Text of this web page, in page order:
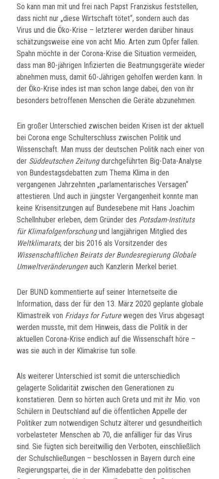
So kann man mit und frei nach Papst Franziskus feststellen,
dass nicht nur „diese Wirtschaft tötet“, sondern auch das
Virus und die Öko-Krise – letzterer werden darüber hinaus
schätzungsweise eine von acht Mio. Arten zum Opfer fallen.
Spahn möchte in der Corona-Krise die Situation vermeiden,
dass man 80-jährigen Infizierten die Beatmungsgeräte wieder
abnehmen muss, damit 60-Jährigen geholfen werden kann. In
der Öko-Krise indes ist man schon lange dabei, den von ihr
besonders betroffenen Menschen die Geräte abzunehmen.
Ein großer Unterschied zwischen beiden Krisen ist der aktuell
bei Corona enge Schulterschluss zwischen Politik und
Wissenschaft. Man muss der deutschen Politik nach einer von
der Süddeutschen Zeitungdurchgeführten Big-Data-Analyse
von Bundestagsdebatten zum Thema Klima in den
vergangenen Jahrzehnten „parlamentarisches Versagen“
attestieren. Und auch in jüngster Vergangenheit konnte man
keine Krisensitzungen auf Bundesebene mit Hans Joachim
Schellnhuber erleben, dem Gründer des Potsdam-Instituts
für Klimafolgenforschungund langjährigen Mitglied des
Weltklimarats, der bis 2016 als Vorsitzender des
Wissenschaftlichen Beirats der Bundesregierung Globale
Umweltveränderungenauch Kanzlerin Merkel beriet.
Der BUND kommentierte auf seiner Internetseite die
Information, dass der für den 13. März 2020 geplante globale
Klimastreik von Fridays for Futurewegen des Virus abgesagt
werden musste, mit dem Hinweis, dass die Politik in der
aktuellen Corona-Krise endlich auf die Wissenschaft höre –
was sie auch in der Klimakrise tun solle.
Als weiterer Unterschied ist somit die unterschiedlich
gelagerte Solidarität zwischen den Generationen zu
konstatieren. Denn so hörten auch Greta und mit ihr Mio. von
Schülern in Deutschland auf die öffentlichen Appelle der
Politiker zum notwendigen Schutz älterer und gesundheitlich
vorbelasteter Menschen ab 70, die anfälliger für das Virus
sind. Sie fügten sich bereitwillig den Verboten, einschließlich
der Schulschließungen – beschlossen in Bayern durch eine
Regierungspartei, die in der Klimadebatte den politischen